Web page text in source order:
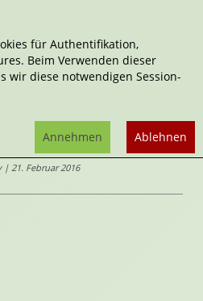
Ouvertüre, Band 2
Band 2
| 21. Februar 2016
für Authentifikation,
Beim Verwenden dieser
wir diese notwendigen Session-
Ablehnen
Annehmen